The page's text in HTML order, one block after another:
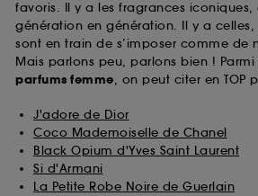
favoris. Il y a les fragrances iconiques,
génération en génération. Il y a celles,
sont en train de s’imposer comme de
Mais parlons peu, parlons bien ! Parmi
parfums femme, on peut citer en TOP
J'adore de Dior
Coco Mademoiselle de Chanel
Black Opium d'Yves Saint Laurent
Si d'Armani
La Petite Robe Noire de Guerlain